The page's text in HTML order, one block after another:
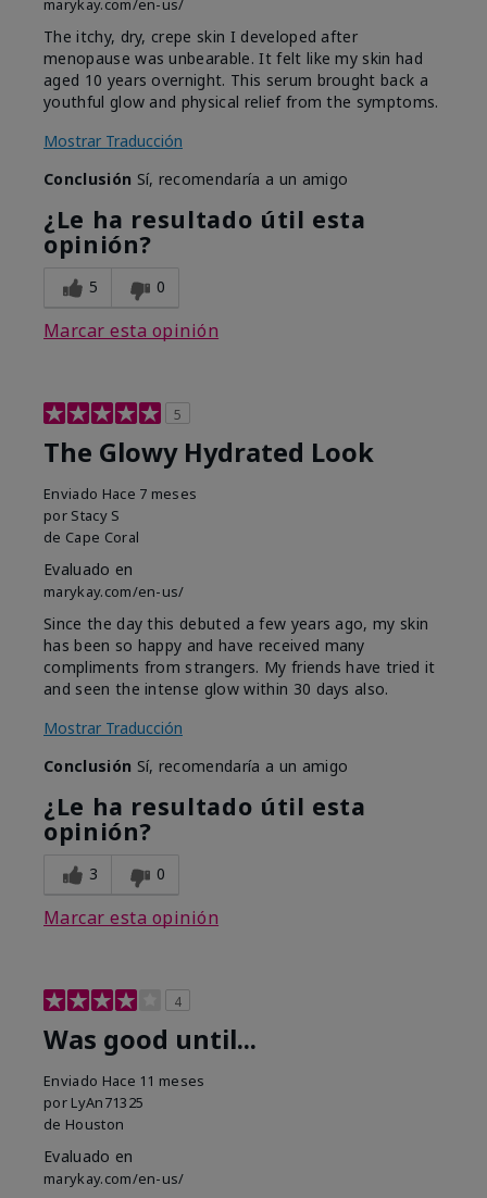
marykay.com/en-us/
The itchy, dry, crepe skin I developed after
menopause was unbearable. It felt like my skin had
aged 10 years overnight. This serum brought back a
youthful glow and physical relief from the symptoms.
Mostrar Traducción
Conclusión Sí, recomendaría a un amigo
¿Le ha resultado útil esta
opinión?
5 0
Marcar esta opinión
5
The Glowy Hydrated Look
Enviado Hace 7 meses
por Stacy S
de Cape Coral
Evaluado en
marykay.com/en-us/
Since the day this debuted a few years ago, my skin
has been so happy and have received many
compliments from strangers. My friends have tried it
and seen the intense glow within 30 days also.
Mostrar Traducción
Conclusión Sí, recomendaría a un amigo
¿Le ha resultado útil esta
opinión?
3 0
Marcar esta opinión
4
Was good until...
Enviado Hace 11 meses
por LyAn71325
de Houston
Evaluado en
marykay.com/en-us/